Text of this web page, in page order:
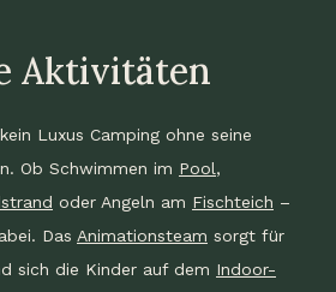
Aktivitäten
Luxus Camping ohne seine
Ob Schwimmen im Pool,
oder Angeln am Fischteich –
Das Animationsteam sorgt für
sich die Kinder auf dem Indoor-